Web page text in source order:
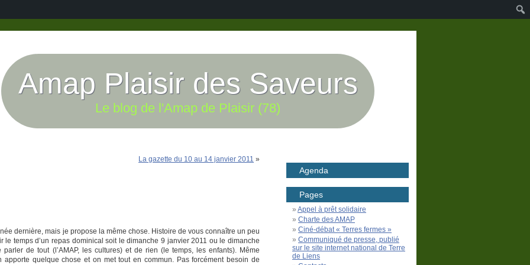
Amap Plaisir des Saveurs
Le blog de l'Amap de Plaisir (78)
La gazette du 10 au 14 janvier 2011 »
dernière, mais je propose la même chose. Histoire de vous connaître un peu
le temps d’un repas dominical soit le dimanche 9 janvier 2011 ou le dimanche
de tout (l’AMAP, les cultures) et de rien (le temps, les enfants). Même
apporte quelque chose et on met tout en commun. Pas forcément besoin de
Agenda
Pages
Appel à prêt solidaire
Charte des AMAP
Ciné-débat « Terres fermes »
Communiqué de presse, publié
sur le site internet national de Terre
de Liens